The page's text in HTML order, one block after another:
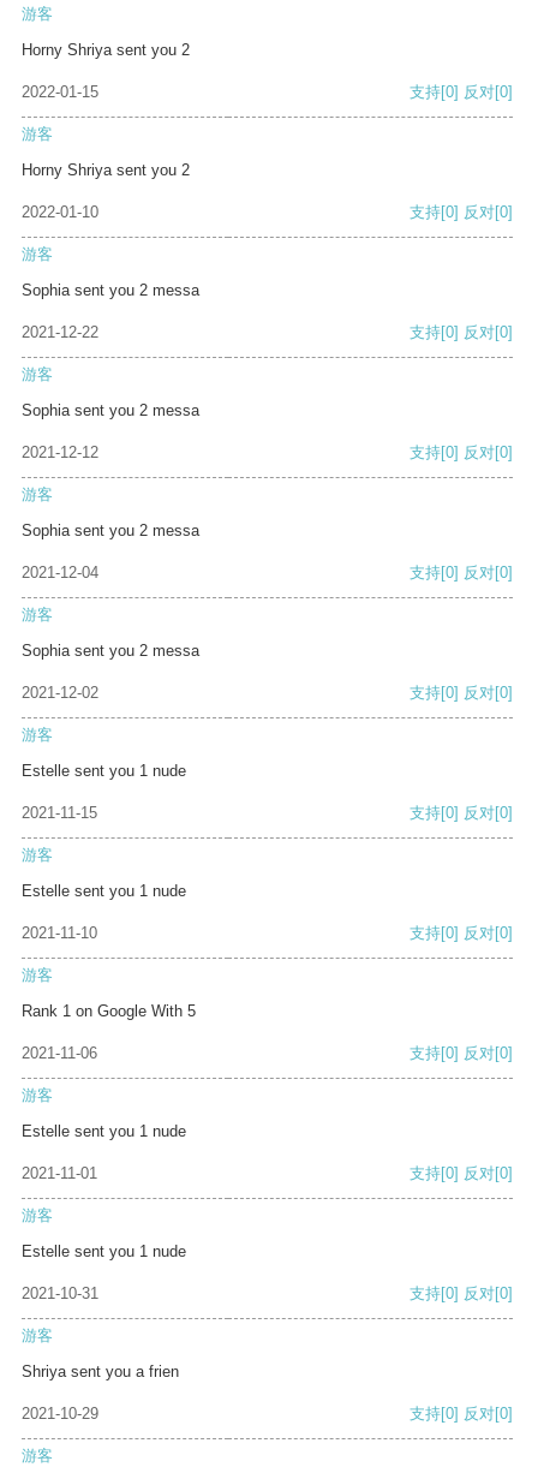
游客
Horny Shriya sent you 2
2022-01-15 支持[0] 反对[0]
游客
Horny Shriya sent you 2
2022-01-10 支持[0] 反对[0]
游客
Sophia sent you 2 messa
2021-12-22 支持[0] 反对[0]
游客
Sophia sent you 2 messa
2021-12-12 支持[0] 反对[0]
游客
Sophia sent you 2 messa
2021-12-04 支持[0] 反对[0]
游客
Sophia sent you 2 messa
2021-12-02 支持[0] 反对[0]
游客
Estelle sent you 1 nude
2021-11-15 支持[0] 反对[0]
游客
Estelle sent you 1 nude
2021-11-10 支持[0] 反对[0]
游客
Rank 1 on Google With 5
2021-11-06 支持[0] 反对[0]
游客
Estelle sent you 1 nude
2021-11-01 支持[0] 反对[0]
游客
Estelle sent you 1 nude
2021-10-31 支持[0] 反对[0]
游客
Shriya sent you a frien
2021-10-29 支持[0] 反对[0]
游客